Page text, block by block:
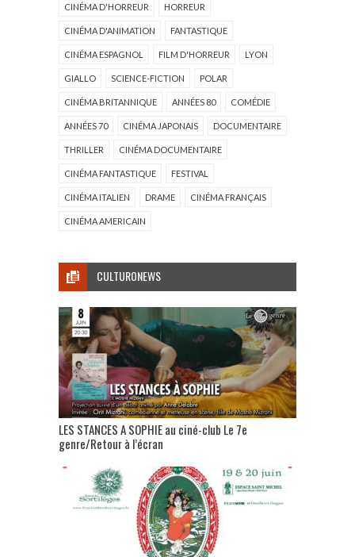
CINÉMA D'HORREUR HORREUR
CINÉMA D'ANIMATION FANTASTIQUE
CINÉMA ESPAGNOL FILM D'HORREUR LYON
GIALLO SCIENCE-FICTION POLAR
CINÉMA BRITANNIQUE ANNÉES 80 COMÉDIE
ANNÉES 70 CINÉMA JAPONAIS DOCUMENTAIRE
THRILLER CINÉMA DOCUMENTAIRE
CINÉMA FANTASTIQUE FESTIVAL
CINÉMA ITALIEN DRAME CINÉMA FRANÇAIS
CINÉMA AMERICAIN
CULTURONEWS
LES STANCES A SOPHIE au ciné-club Le 7e
genre/Retour à l’écran